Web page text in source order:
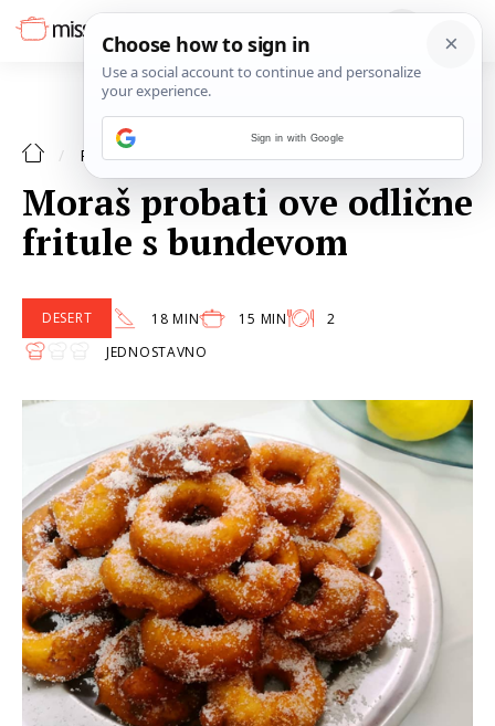
RECEPTI DESERT
Moraš probati ove odlične
fritule s bundevom
DESERT 18 MIN 15 MIN
2
JEDNOSTAVNO
Sign in with Google